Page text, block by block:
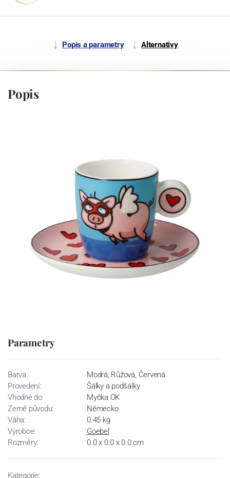
Popis a parametry Alternativy
Popis
Parametry
Barva:
Modrá, Růžová, Červená
Provedení:
Šálky a podšálky
Vhodné do:
Myčka OK
Země původu:
Německo
Váha:
0.45 kg
Výrobce:
Goebel
Rozměry:
0.0 x 0.0 x 0.0 cm
Kategorie: